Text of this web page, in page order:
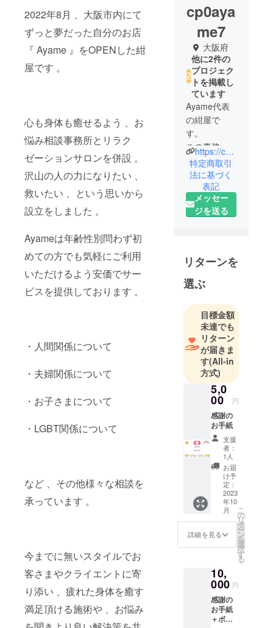
2022年8月 、大阪市内にて
ずっと夢だった自分のお店
『 Ayame 』をOPENした紺
屋です 。
心も身体も癒せるよう 、お
悩み相談事務所とリラク
ゼーションサロンを併設 。
沢山の人の力になりたい 、
救いたい 、という思いから
設立をしました 。
Ayameは年齢性別問わず初
めての方でも気軽にご利用
いただけるよう安価でサー
ビスを提供しております 。
・人間関係について
・夫婦関係について
・お子さまについて
・LGBT関係について
など 、その他様々な相談を
承っています 。
今までに無いスタイルでお
客さまやクライエントに寄
り添い 、疲れた身体を癒す
満足頂ける施術や 、お悩み
cp0aya
me7
大阪府
他に2件の
プロジェク
トを掲載し
ています
Ayame代表
の紺屋で
す。
この事務所
は、年齢性
別問わずど
んな人でも
気軽に利用
出来る駆け
して貰えた
らいいな 、
と思い設立
悩みを根本
からひとり
で解決する
のはとても
難しいこと
で 、誰かに
相談した
い、頼りた
い、そんな
方の力にな
りたい、そ
う思って出
来たのがこ
の事務所で
す。クライ
エントと共
に悩み、考
え、悲しみ
や喜びを共
み解決のお
手伝いを出
来れば 、と
考えていま
https://cp-ayame.info
特定商取引
法に基づく
表記
メッセー
ジを送る
リターンを
選ぶ
目標金額
未達でも
リターン
が届きま
す(All-in
方式)
5,0
00 円
感謝の
お手紙
支援
者：
1人
お届
け予
定：
2023
年10
月
詳細を見る
こ
の
リ
タ
ー
ン
を
選
択
す
る
10,
000 円
感謝の
お手紙
＋ボ